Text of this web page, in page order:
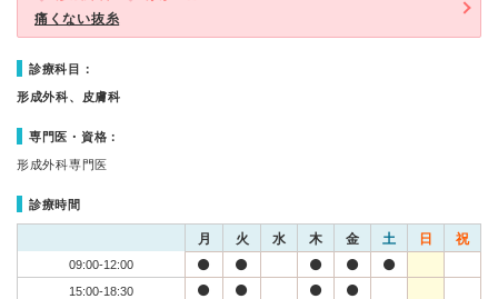
痛くない抜糸
診療科目：
形成外科、皮膚科
専門医・資格：
形成外科専門医
診療時間
月 火 水 木 金 土 日 祝
09:00-12:00
15:00-18:30